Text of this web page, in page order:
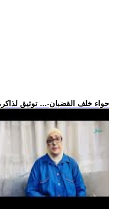
.. -حواء خلف القضبان-... توثيق